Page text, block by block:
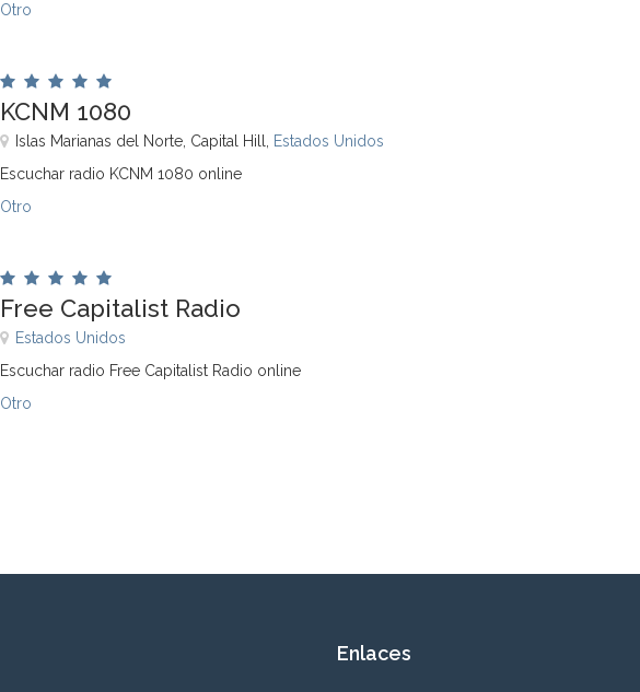
Otro
KCNM 1080
Islas Marianas del Norte, Capital Hill,
Estados Unidos
Escuchar radio KCNM 1080 online
Otro
Free Capitalist Radio
Estados Unidos
Escuchar radio Free Capitalist Radio online
Otro
Enlaces